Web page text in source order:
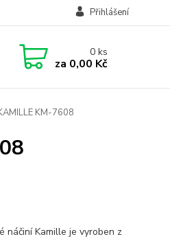
Přihlášení
0ks
za 0,00 Kč
KM-7608
náčiní Kamille je vyroben z